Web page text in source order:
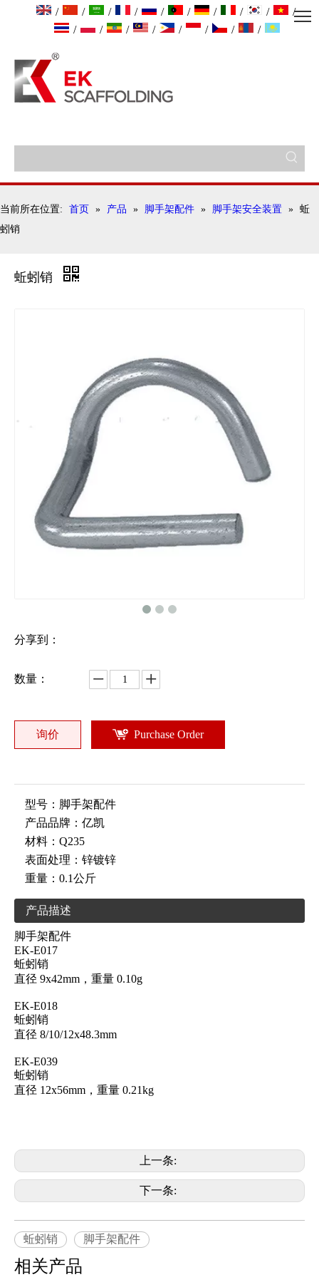
/ / / / / / / / /
/
/
/ / / / / / /
当前所在位置: 首页 » 产品 » 脚手架配件 » 脚手架安全装置 » 蚯
蚓销
蚯蚓销
分享到：
数量：
询价 Purchase Order
型号： 脚手架配件
产品品牌： 亿凯
材料： Q235
表面处理： 锌镀锌
重量： 0.1公斤
产品描述
脚手架配件
EK-E017
蚯蚓销
直径 9x42mm，重量 0.10g
EK-E018
蚯蚓销
直径 8/10/12x48.3mm
EK-E039
蚯蚓销
直径 12x56mm，重量 0.21kg
上一条:
下一条:
蚯蚓销 脚手架配件
相关产品